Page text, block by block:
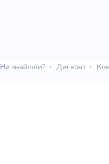
Не знайшли? Дисконт